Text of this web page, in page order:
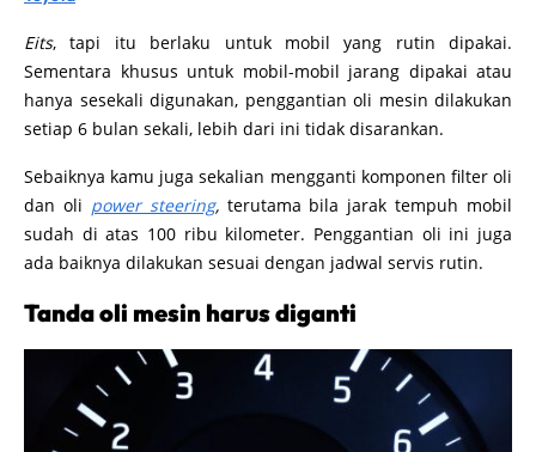
Eits, tapi itu berlaku untuk mobil yang rutin dipakai.
Sementara khusus untuk mobil-mobil jarang dipakai atau
hanya sesekali digunakan, penggantian oli mesin dilakukan
setiap 6 bulan sekali, lebih dari ini tidak disarankan.
Sebaiknya kamu juga sekalian mengganti komponen filter oli
dan oli power steering, terutama bila jarak tempuh mobil
sudah di atas 100 ribu kilometer. Penggantian oli ini juga
ada baiknya dilakukan sesuai dengan jadwal servis rutin.
Tanda oli mesin harus diganti